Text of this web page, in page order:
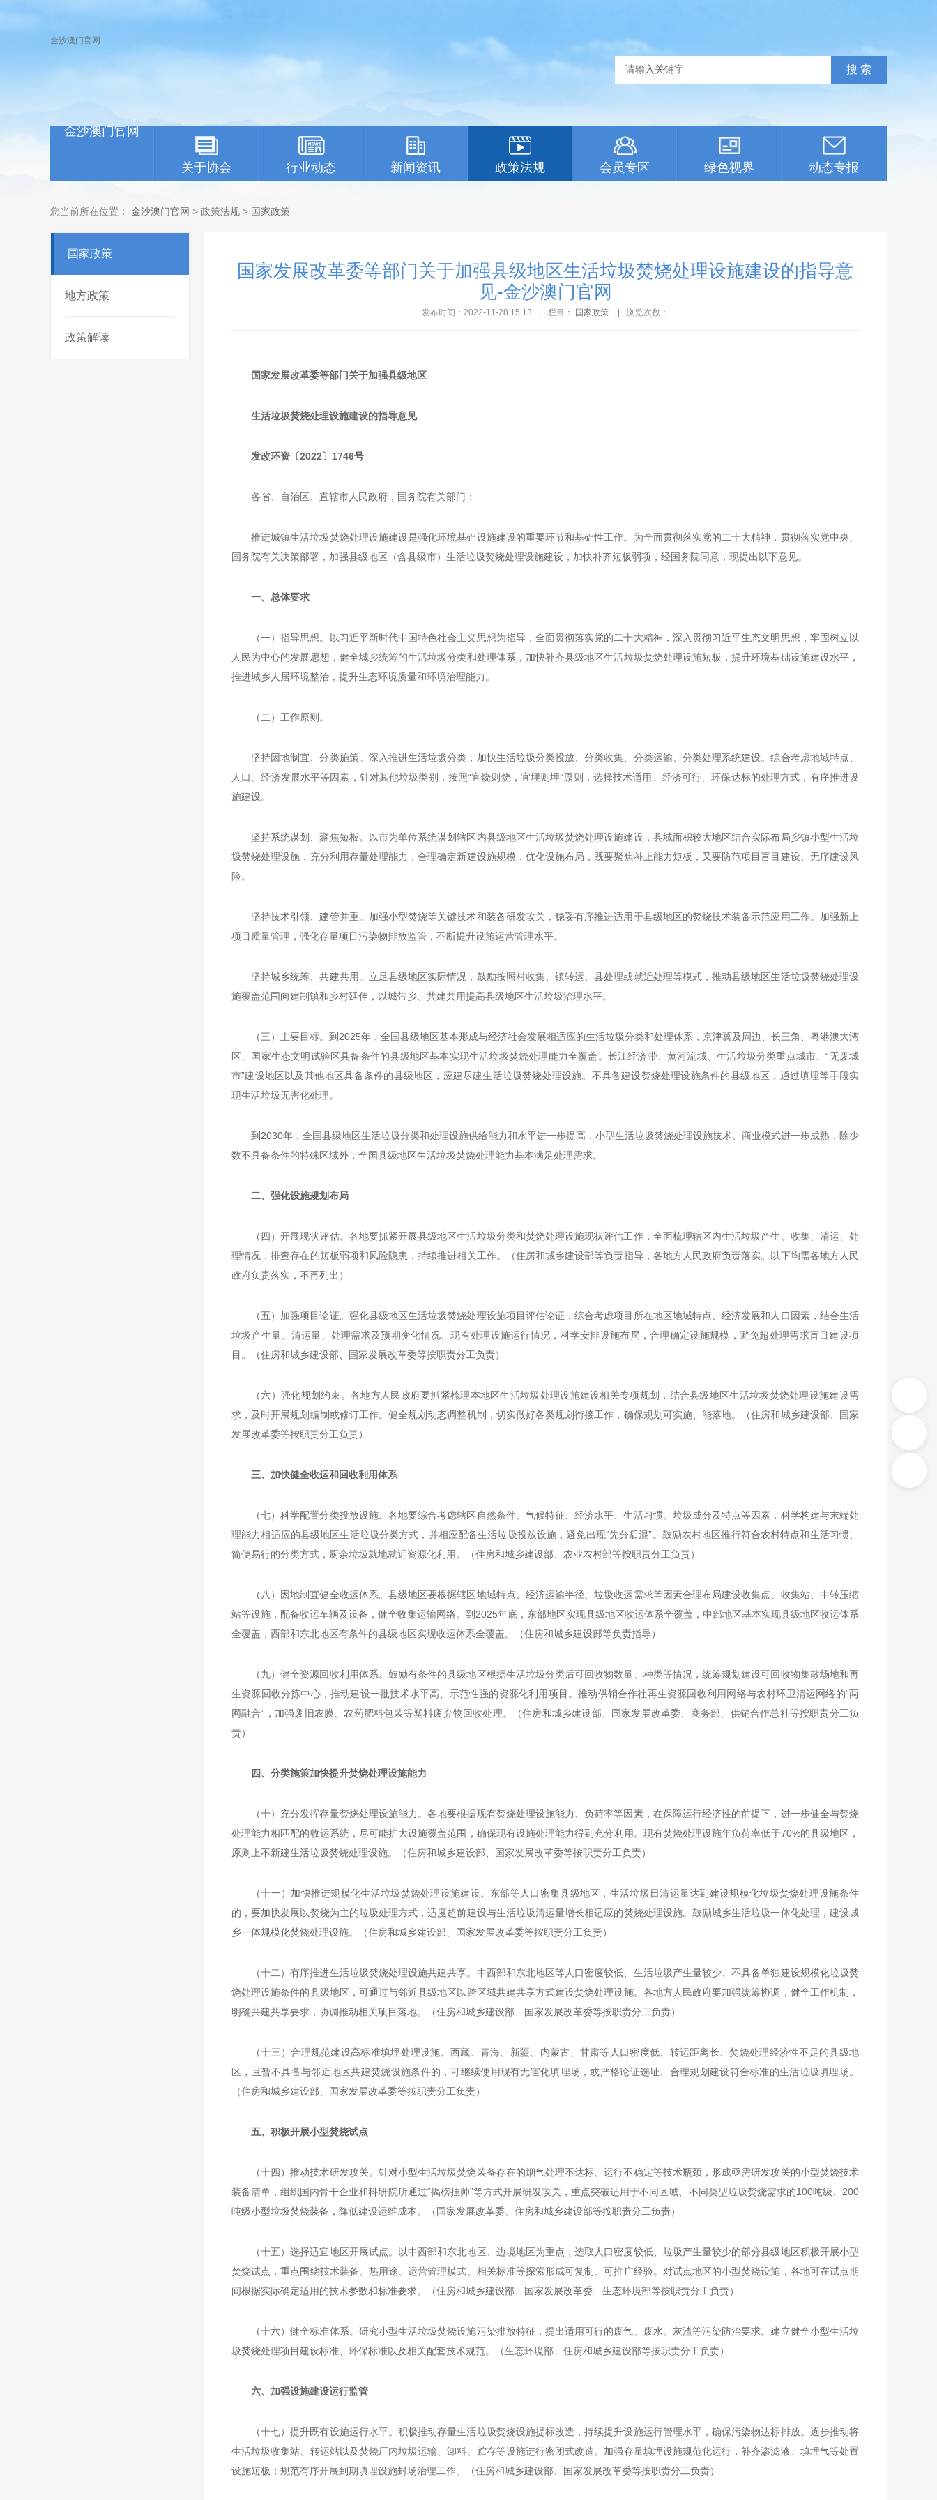
金沙澳门官网
金沙澳门官网
关于协会 行业动态 新闻资讯 政策法规 会员专区 绿色视界 动态专报
您当前所在位置： 金沙澳门官网 > 政策法规 > 国家政策
国家政策
地方政策
政策解读
国家发展改革委等部门关于加强县级地区生活垃圾焚烧处理设施建设的指导意
见-金沙澳门官网
发布时间：2022-11-28 15:13 栏目： 国家政策 浏览次数：
国家发展改革委等部门关于加强县级地区
生活垃圾焚烧处理设施建设的指导意见
发改环资〔2022〕1746号
各省、自治区、直辖市人民政府，国务院有关部门：
推进城镇生活垃圾焚烧处理设施建设是强化环境基础设施建设的重要环节和基础性工作。为全面贯彻落实党的二十大精神，贯彻落实党中央、
国务院有关决策部署，加强县级地区（含县级市）生活垃圾焚烧处理设施建设，加快补齐短板弱项，经国务院同意，现提出以下意见。
一、总体要求
（一）指导思想。以习近平新时代中国特色社会主义思想为指导，全面贯彻落实党的二十大精神，深入贯彻习近平生态文明思想，牢固树立以
人民为中心的发展思想，健全城乡统筹的生活垃圾分类和处理体系，加快补齐县级地区生活垃圾焚烧处理设施短板，提升环境基础设施建设水平，
推进城乡人居环境整治，提升生态环境质量和环境治理能力。
（二）工作原则。
坚持因地制宜、分类施策。深入推进生活垃圾分类，加快生活垃圾分类投放、分类收集、分类运输、分类处理系统建设。综合考虑地域特点、
人口、经济发展水平等因素，针对其他垃圾类别，按照“宜烧则烧，宜埋则埋”原则，选择技术适用、经济可行、环保达标的处理方式，有序推进设
施建设。
坚持系统谋划、聚焦短板。以市为单位系统谋划辖区内县级地区生活垃圾焚烧处理设施建设，县域面积较大地区结合实际布局乡镇小型生活垃
圾焚烧处理设施，充分利用存量处理能力，合理确定新建设施规模，优化设施布局，既要聚焦补上能力短板，又要防范项目盲目建设、无序建设风
险。
坚持技术引领、建管并重。加强小型焚烧等关键技术和装备研发攻关，稳妥有序推进适用于县级地区的焚烧技术装备示范应用工作。加强新上
项目质量管理，强化存量项目污染物排放监管，不断提升设施运营管理水平。
坚持城乡统筹、共建共用。立足县级地区实际情况，鼓励按照村收集、镇转运、县处理或就近处理等模式，推动县级地区生活垃圾焚烧处理设
施覆盖范围向建制镇和乡村延伸，以城带乡、共建共用提高县级地区生活垃圾治理水平。
（三）主要目标。到2025年，全国县级地区基本形成与经济社会发展相适应的生活垃圾分类和处理体系，京津冀及周边、长三角、粤港澳大湾
区、国家生态文明试验区具备条件的县级地区基本实现生活垃圾焚烧处理能力全覆盖。长江经济带、黄河流域、生活垃圾分类重点城市、“无废城
市”建设地区以及其他地区具备条件的县级地区，应建尽建生活垃圾焚烧处理设施。不具备建设焚烧处理设施条件的县级地区，通过填埋等手段实
现生活垃圾无害化处理。
到2030年，全国县级地区生活垃圾分类和处理设施供给能力和水平进一步提高，小型生活垃圾焚烧处理设施技术、商业模式进一步成熟，除少
数不具备条件的特殊区域外，全国县级地区生活垃圾焚烧处理能力基本满足处理需求。
二、强化设施规划布局
（四）开展现状评估。各地要抓紧开展县级地区生活垃圾分类和焚烧处理设施现状评估工作，全面梳理辖区内生活垃圾产生、收集、清运、处
理情况，排查存在的短板弱项和风险隐患，持续推进相关工作。（住房和城乡建设部等负责指导，各地方人民政府负责落实。以下均需各地方人民
政府负责落实，不再列出）
（五）加强项目论证。强化县级地区生活垃圾焚烧处理设施项目评估论证，综合考虑项目所在地区地域特点、经济发展和人口因素，结合生活
垃圾产生量、清运量、处理需求及预期变化情况、现有处理设施运行情况，科学安排设施布局，合理确定设施规模，避免超处理需求盲目建设项
目。（住房和城乡建设部、国家发展改革委等按职责分工负责）
（六）强化规划约束。各地方人民政府要抓紧梳理本地区生活垃圾处理设施建设相关专项规划，结合县级地区生活垃圾焚烧处理设施建设需
求，及时开展规划编制或修订工作。健全规划动态调整机制，切实做好各类规划衔接工作，确保规划可实施、能落地。（住房和城乡建设部、国家
发展改革委等按职责分工负责）
三、加快健全收运和回收利用体系
（七）科学配置分类投放设施。各地要综合考虑辖区自然条件、气候特征、经济水平、生活习惯、垃圾成分及特点等因素，科学构建与末端处
理能力相适应的县级地区生活垃圾分类方式，并相应配备生活垃圾投放设施，避免出现“先分后混”。鼓励农村地区推行符合农村特点和生活习惯、
简便易行的分类方式，厨余垃圾就地就近资源化利用。（住房和城乡建设部、农业农村部等按职责分工负责）
（八）因地制宜健全收运体系。县级地区要根据辖区地域特点、经济运输半径、垃圾收运需求等因素合理布局建设收集点、收集站、中转压缩
站等设施，配备收运车辆及设备，健全收集运输网络。到2025年底，东部地区实现县级地区收运体系全覆盖，中部地区基本实现县级地区收运体系
全覆盖，西部和东北地区有条件的县级地区实现收运体系全覆盖。（住房和城乡建设部等负责指导）
（九）健全资源回收利用体系。鼓励有条件的县级地区根据生活垃圾分类后可回收物数量、种类等情况，统筹规划建设可回收物集散场地和再
生资源回收分拣中心，推动建设一批技术水平高、示范性强的资源化利用项目。推动供销合作社再生资源回收利用网络与农村环卫清运网络的“两
网融合”，加强废旧农膜、农药肥料包装等塑料废弃物回收处理。（住房和城乡建设部、国家发展改革委、商务部、供销合作总社等按职责分工负
责）
四、分类施策加快提升焚烧处理设施能力
（十）充分发挥存量焚烧处理设施能力。各地要根据现有焚烧处理设施能力、负荷率等因素，在保障运行经济性的前提下，进一步健全与焚烧
处理能力相匹配的收运系统，尽可能扩大设施覆盖范围，确保现有设施处理能力得到充分利用。现有焚烧处理设施年负荷率低于70%的县级地区，
原则上不新建生活垃圾焚烧处理设施。（住房和城乡建设部、国家发展改革委等按职责分工负责）
（十一）加快推进规模化生活垃圾焚烧处理设施建设。东部等人口密集县级地区，生活垃圾日清运量达到建设规模化垃圾焚烧处理设施条件
的，要加快发展以焚烧为主的垃圾处理方式，适度超前建设与生活垃圾清运量增长相适应的焚烧处理设施。鼓励城乡生活垃圾一体化处理，建设城
乡一体规模化焚烧处理设施。（住房和城乡建设部、国家发展改革委等按职责分工负责）
（十二）有序推进生活垃圾焚烧处理设施共建共享。中西部和东北地区等人口密度较低、生活垃圾产生量较少、不具备单独建设规模化垃圾焚
烧处理设施条件的县级地区，可通过与邻近县级地区以跨区域共建共享方式建设焚烧处理设施。各地方人民政府要加强统筹协调，健全工作机制，
明确共建共享要求，协调推动相关项目落地。（住房和城乡建设部、国家发展改革委等按职责分工负责）
（十三）合理规范建设高标准填埋处理设施。西藏、青海、新疆、内蒙古、甘肃等人口密度低、转运距离长、焚烧处理经济性不足的县级地
区，且暂不具备与邻近地区共建焚烧设施条件的，可继续使用现有无害化填埋场，或严格论证选址、合理规划建设符合标准的生活垃圾填埋场。
（住房和城乡建设部、国家发展改革委等按职责分工负责）
五、积极开展小型焚烧试点
（十四）推动技术研发攻关。针对小型生活垃圾焚烧装备存在的烟气处理不达标、运行不稳定等技术瓶颈，形成亟需研发攻关的小型焚烧技术
装备清单，组织国内骨干企业和科研院所通过“揭榜挂帅”等方式开展研发攻关，重点突破适用于不同区域、不同类型垃圾焚烧需求的100吨级、200
吨级小型垃圾焚烧装备，降低建设运维成本。（国家发展改革委、住房和城乡建设部等按职责分工负责）
（十五）选择适宜地区开展试点。以中西部和东北地区、边境地区为重点，选取人口密度较低、垃圾产生量较少的部分县级地区积极开展小型
焚烧试点，重点围绕技术装备、热用途、运营管理模式、相关标准等探索形成可复制、可推广经验。对试点地区的小型焚烧设施，各地可在试点期
间根据实际确定适用的技术参数和标准要求。（住房和城乡建设部、国家发展改革委、生态环境部等按职责分工负责）
（十六）健全标准体系。研究小型生活垃圾焚烧设施污染排放特征，提出适用可行的废气、废水、灰渣等污染防治要求。建立健全小型生活垃
圾焚烧处理项目建设标准、环保标准以及相关配套技术规范。（生态环境部、住房和城乡建设部等按职责分工负责）
六、加强设施建设运行监管
（十七）提升既有设施运行水平。积极推动存量生活垃圾焚烧设施提标改造，持续提升设施运行管理水平，确保污染物达标排放。逐步推动将
生活垃圾收集站、转运站以及焚烧厂内垃圾运输、卸料、贮存等设施进行密闭式改造。加强存量填埋设施规范化运行，补齐渗滤液、填埋气等处置
设施短板；规范有序开展到期填埋设施封场治理工作。（住房和城乡建设部、国家发展改革委等按职责分工负责）